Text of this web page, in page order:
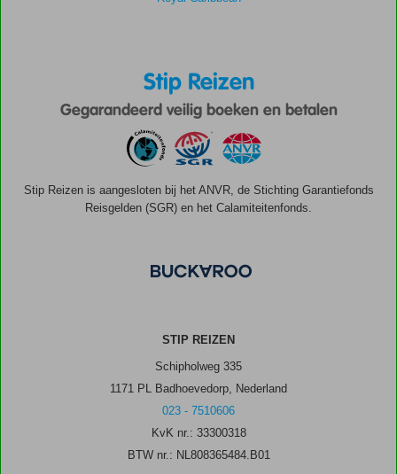
Stip Reizen
Gegarandeerd veilig boeken en betalen
Stip Reizen is aangesloten bij het ANVR, de Stichting Garantiefonds
Reisgelden (SGR) en het Calamiteitenfonds.
STIP REIZEN
Schipholweg 335
1171 PL Badhoevedorp, Nederland
023 - 7510606
KvK nr.: 33300318
BTW nr.: NL808365484.B01